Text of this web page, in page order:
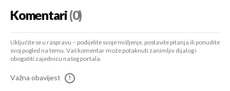
Komentari(0)
Uključite se u raspravu – podijelite svoje mišljenje, postavite pitanja ili ponudite
svoj pogled na temu. Vaš komentar može potaknuti zanimljiv dijalog i
obogatiti zajednicu našeg portala.
Važna obavijest !